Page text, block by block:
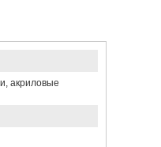
акриловые